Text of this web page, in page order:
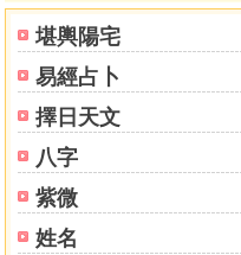
堪輿陽宅
易經占卜
擇日天文
八字
紫微
姓名